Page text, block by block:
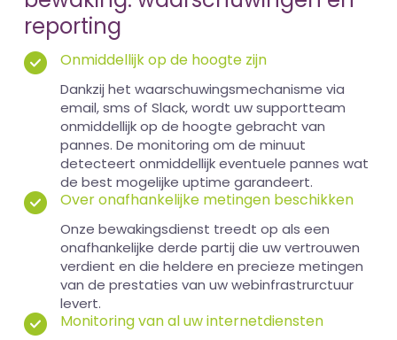
reporting
Onmiddellijk op de hoogte zijn
Dankzij het waarschuwingsmechanisme via
email, sms of Slack, wordt uw supportteam
onmiddellijk op de hoogte gebracht van
pannes. De monitoring om de minuut
detecteert onmiddellijk eventuele pannes wat
de best mogelijke uptime garandeert.
Over onafhankelijke metingen beschikken
Onze bewakingsdienst treedt op als een
onafhankelijke derde partij die uw vertrouwen
verdient en die heldere en precieze metingen
van de prestaties van uw webinfrastrurctuur
levert.
Monitoring van al uw internetdiensten